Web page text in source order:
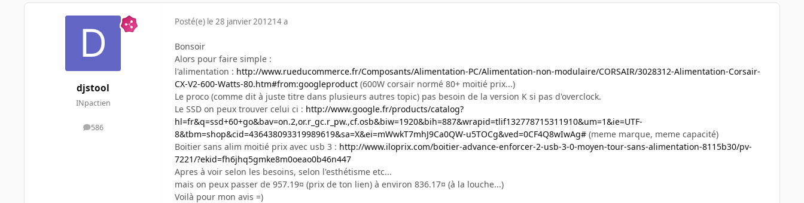
djstool
INpactien
586
messages
Posté(e) le 28 janvier 201214 a
Bonsoir
Alors pour faire simple :
l'alimentation : http://www.rueducommerce.fr/Composants/Alimentation-PC/Alimentation-non-modulaire/CORSAIR/3028312-Alimentation-Corsair-
CX-V2-600-Watts-80.htm#from:googleproduct (600W corsair normé 80+ moitié prix...)
Le proco (comme dit à juste titre dans plusieurs autres topic) pas besoin de la version K si pas d'overclock.
Le SSD on peux trouver celui ci : http://www.google.fr/products/catalog?
hl=fr&q=ssd+60+go&bav=on.2,or.r_gc.r_pw.,cf.osb&biw=1920&bih=887&wrapid=tlif132778715311910&um=1&ie=UTF-
8&tbm=shop&cid=436438093319989619&sa=X&ei=mWwkT7mhJ9Ca0QW-u5TOCg&ved=0CF4Q8wIwAg# (meme marque, meme capacité)
Boitier sans alim moitié prix avec usb 3 : http://www.iloprix.com/boitier-advance-enforcer-2-usb-3-0-moyen-tour-sans-alimentation-8115b30/pv-
7221/?ekid=fh6jhq5gmke8m0oeao0b46n447
Apres à voir selon les besoins, selon l'esthétisme etc...
mais on peux passer de 957.19¤ (prix de ton lien) à environ 836.17¤ (à la louche...)
Voilà pour mon avis =)